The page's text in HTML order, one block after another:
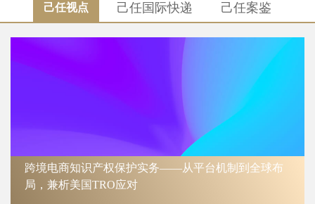
己任视点 己任国际快递 己任案鉴
跨境电商知识产权保护实务——从平台机制到全球布
局，兼析美国TRO应对